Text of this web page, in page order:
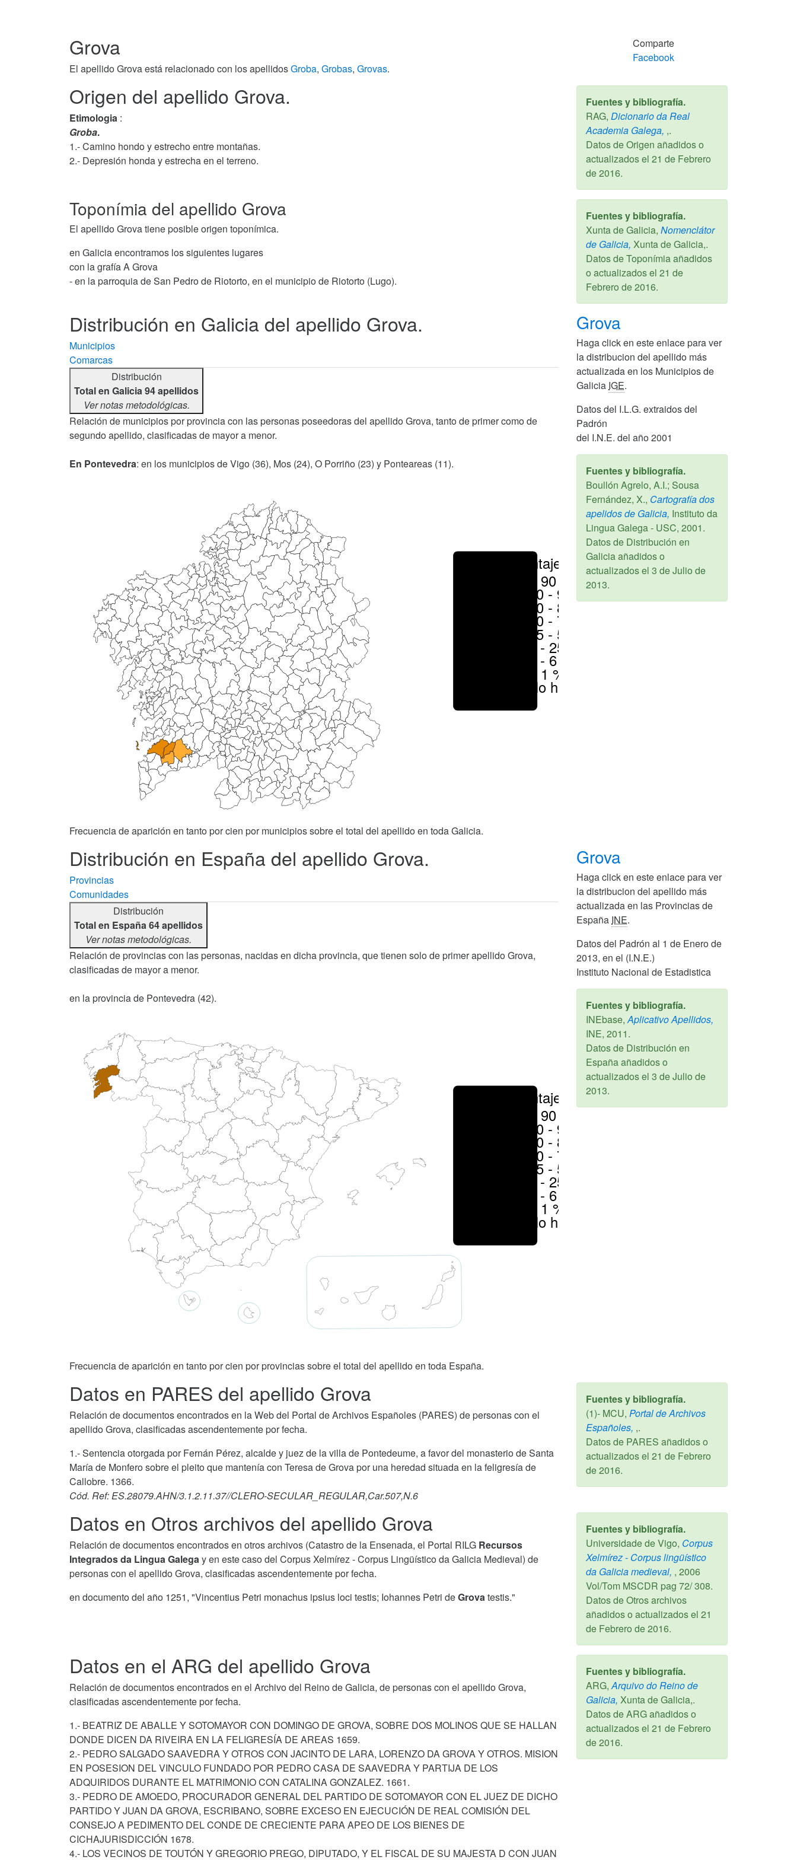
Grova
El apellido Grova está relacionado con los apellidosGroba, Grobas, Grovas.
Comparte
Facebook
Origen del apellido Grova.
Etimologia :
Groba.
1.- Camino hondo y estrecho entre montañas.
2.- Depresión honda y estrecha en el terreno.
Fuentes y bibliografía.
RAG, Dicionario da Real
Academia Galega, ,.
Datos de Origen añadidos o
actualizados el 21 de Febrero
de 2016.
Toponímia del apellido Grova
El apellido Grova tiene posible origen toponímica.
en Galicia encontramos los siguientes lugares
con la grafía A Grova
- en la parroquia de San Pedro de Riotorto, en el municipio de Riotorto (Lugo).
Fuentes y bibliografía.
Xunta de Galicia, Nomenclátor
de Galicia, Xunta de Galicia,.
Datos de Toponímia añadidos
o actualizados el 21 de
Febrero de 2016.
Distribución en Galicia del apellido Grova.
Municipios
Comarcas
Distribución
Total en Galicia 94 apellidos
Ver notas metodológicas.
Relación de municipios por provincia con las personas poseedoras del apellido Grova, tanto de primer como de
segundo apellido, clasificadas de mayor a menor.
En Pontevedra: en los municipios de Vigo (36), Mos (24), O Porriño (23) y Ponteareas (11).
Porcentajes
> 90 %
80 - 90 %
70 - 80 %
50 - 70 %
25 - 50 %
6 - 25 %
1 - 6 %
< 1 %
No hay
Frecuencia de aparición en tanto por cien por municipios sobre el total del apellido en toda Galicia.
Grova
Haga click en este enlace para ver
la distribucion del apellido más
actualizada en los Municipios de
Galicia IGE.
Datos del I.L.G. extraidos del
Padrón
del I.N.E. del año 2001
Fuentes y bibliografía.
Boullón Agrelo, A.I.; Sousa
Fernández, X., Cartografía dos
apelidos de Galicia, Instituto da
Lingua Galega - USC, 2001.
Datos de Distribución en
Galicia añadidos o
actualizados el 3 de Julio de
2013.
Distribución en España del apellido Grova.
Provincias
Comunidades
Distribución
Total en España 64 apellidos
Ver notas metodológicas.
Relación de provincias con las personas, nacidas en dicha provincia, que tienen solo de primer apellido Grova,
clasificadas de mayor a menor.
en la provincia de Pontevedra (42).
Porcentajes
> 90 %
80 - 90 %
70 - 80 %
50 - 70 %
25 - 50 %
6 - 25 %
1 - 6 %
< 1 %
No hay
Frecuencia de aparición en tanto por cien por provincias sobre el total del apellido en toda España.
Grova
Haga click en este enlace para ver
la distribucion del apellido más
actualizada en las Provincias de
España INE.
Datos del Padrón al 1 de Enero de
2013, en el (I.N.E.)
Instituto Nacional de Estadistica
Fuentes y bibliografía.
INEbase,Aplicativo Apellidos,
INE, 2011.
Datos de Distribución en
España añadidos o
actualizados el 3 de Julio de
2013.
Datos en PARES del apellido Grova
Relación de documentos encontrados en la Web del Portal de Archivos Españoles (PARES) de personas con el
apellido Grova, clasificadas ascendentemente por fecha.
1.- Sentencia otorgada por Fernán Pérez, alcalde y juez de la villa de Pontedeume, a favor del monasterio de Santa
María de Monfero sobre el pleito que mantenía con Teresa de Grova por una heredad situada en la feligresía de
Callobre. 1366.
Cód. Ref: ES.28079.AHN/3.1.2.11.37//CLERO-SECULAR_REGULAR,Car.507,N.6
Fuentes y bibliografía.
(1)- MCU, Portal de Archivos
Españoles, ,.
Datos de PARES añadidos o
actualizados el 21 de Febrero
de 2016.
Datos en Otros archivos del apellido Grova
Relación de documentos encontrados en otros archivos (Catastro de la Ensenada, el Portal RILG Recursos
Integrados da Lingua Galegay en este caso del Corpus Xelmírez - Corpus Lingüístico da Galicia Medieval) de
personas con el apellido Grova, clasificadas ascendentemente por fecha.
en documento del año 1251, "Vincentius Petri monachus ipsius loci testis; Iohannes Petri deGrovatestis."
Fuentes y bibliografía.
Universidade de Vigo, Corpus
Xelmírez - Corpus lingüístico
da Galicia medieval, , 2006
Vol/Tom MSCDR pag 72/ 308.
Datos de Otros archivos
añadidos o actualizados el 21
de Febrero de 2016.
Datos en el ARG del apellido Grova
Relación de documentos encontrados en el Archivo del Reino de Galicia, de personas con el apellido Grova,
clasificadas ascendentemente por fecha.
1.- BEATRIZ DE ABALLE Y SOTOMAYOR CON DOMINGO DE GROVA, SOBRE DOS MOLINOS QUE SE HALLAN
DONDE DICEN DA RIVEIRA EN LA FELIGRESÍA DE AREAS 1659.
2.- PEDRO SALGADO SAAVEDRA Y OTROS CON JACINTO DE LARA, LORENZO DA GROVA Y OTROS. MISION
EN POSESION DEL VINCULO FUNDADO POR PEDRO CASA DE SAAVEDRA Y PARTIJA DE LOS
ADQUIRIDOS DURANTE EL MATRIMONIO CON CATALINA GONZALEZ. 1661.
3.- PEDRO DE AMOEDO, PROCURADOR GENERAL DEL PARTIDO DE SOTOMAYOR CON EL JUEZ DE DICHO
PARTIDO Y JUAN DA GROVA, ESCRIBANO, SOBRE EXCESO EN EJECUCIÓN DE REAL COMISIÓN DEL
CONSEJO A PEDIMENTO DEL CONDE DE CRECIENTE PARA APEO DE LOS BIENES DE
CICHAJURISDICCIÓN 1678.
4.- LOS VECINOS DE TOUTÓN Y GREGORIO PREGO, DIPUTADO, Y EL FISCAL DE SU MAJESTA D CON JUAN
Fuentes y bibliografía.
ARG,Arquivo do Reino de
Galicia, Xunta de Galicia,.
Datos de ARG añadidos o
actualizados el 21 de Febrero
de 2016.